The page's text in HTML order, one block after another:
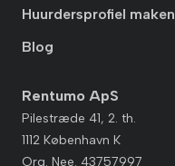
Huurdersprofiel maken
Blog
Rentumo ApS
Pilestræde 41, 2. th.
1112 København K
Org. Nee. 43757997